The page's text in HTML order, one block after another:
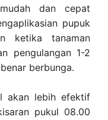
dan cepat
pupuk
ketika tanaman
pengulangan 1-2
berbunga.
akan lebih efektif
pukul 08.00